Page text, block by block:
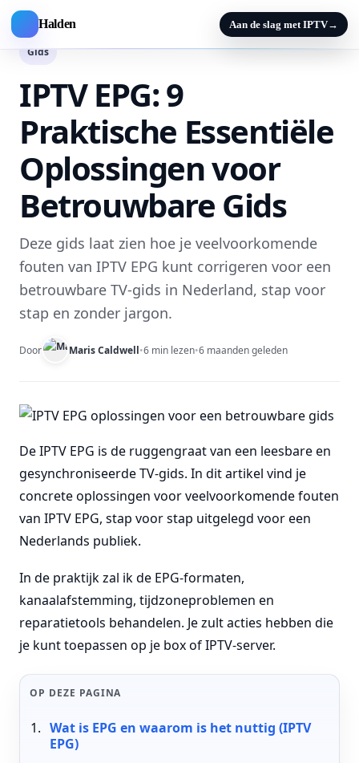
Halden Aan de slag met IPTV→
Gids
IPTV EPG: 9
Praktische Essentiële
Oplossingen voor
Betrouwbare Gids
Deze gids laat zien hoe je veelvoorkomende
fouten van IPTV EPG kunt corrigeren voor een
betrouwbare TV-gids in Nederland, stap voor
stap en zonder jargon.
Door Maris Caldwell•6 min lezen•6 maanden geleden
De IPTV EPG is de ruggengraat van een leesbare en
gesynchroniseerde TV-gids. In dit artikel vind je
concrete oplossingen voor veelvoorkomende fouten
van IPTV EPG, stap voor stap uitgelegd voor een
Nederlands publiek.
In de praktijk zal ik de EPG-formaten,
kanaalafstemming, tijdzoneproblemen en
reparatietools behandelen. Je zult acties hebben die
je kunt toepassen op je box of IPTV-server.
OP DEZE PAGINA
Wat is EPG en waarom is het nuttig (IPTV
EPG)